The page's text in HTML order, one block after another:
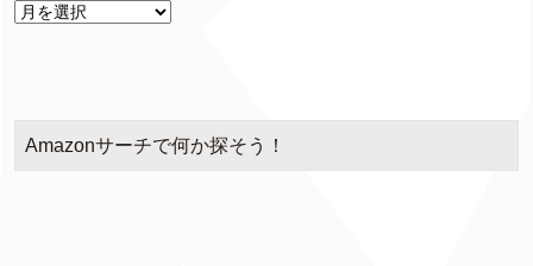
ア
Amazonサーチで何か探そう！